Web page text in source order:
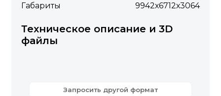
Габариты
9942х6712х3064
Техническое описание и 3D
файлы
Запросить другой формат